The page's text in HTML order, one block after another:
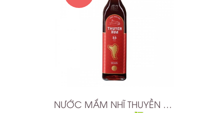
NƯỚC MẮM NHĨ THUYỀN XƯA 33N